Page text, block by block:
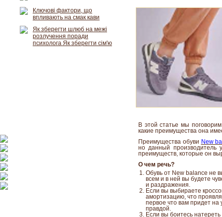
В этой статье мы
какие преимущества она
Преимущества обуви New
но данный производитель
преимуществ, которые он
О чем речь?
Обувь от New balance не
всем и в ней вы будете
и раздражения.
Если вы выбираете
амортизацию, что
первое что вам придет на
правдой.
Если вы боитесь натереть
Ключові фактори, що
впливають на смак кави
Як зберегти шлюб на межі
розлучення поради
психолога Як зберегти сім'ю